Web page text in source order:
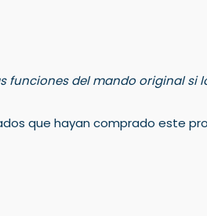
funciones del mando original
que hayan comprado este